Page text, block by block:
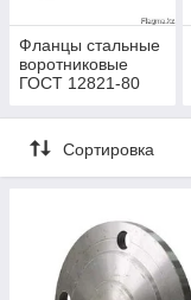
Фланцы стальные
воротниковые
ГОСТ 12821-80
Сортировка